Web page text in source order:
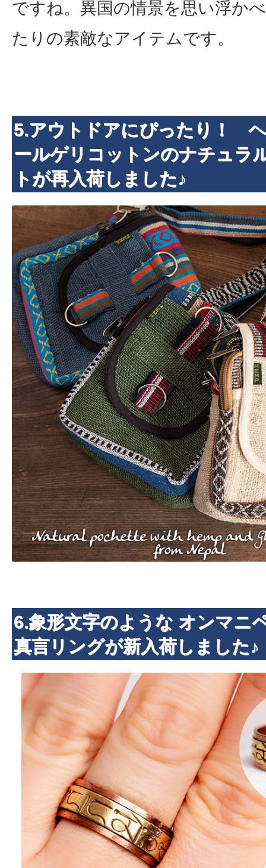
ですね。異国の情景を思い浮か
たりの素敵なアイテムです。
5.アウトドアにぴったり！
ールゲリコットンのナチュラ
トが再入荷しました♪
6.象形文字のような オンマ
真言リングが新入荷しました♪